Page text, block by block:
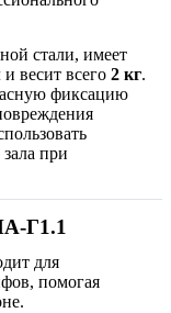
стали, имеет
и весит всего 2 кг.
фиксацию
при
Г1.1
для
помогая